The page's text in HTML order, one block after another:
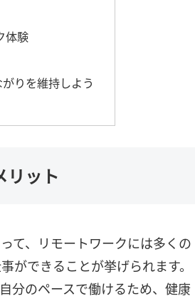
体験
りを維持しよう
リット
て、リモートワークには多くの
ができることが挙げられます。
分のペースで働けるため、健康